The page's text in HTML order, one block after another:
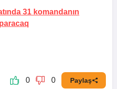
31 komandanın
0 0 Paylaş